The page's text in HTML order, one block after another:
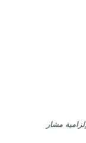
مشار